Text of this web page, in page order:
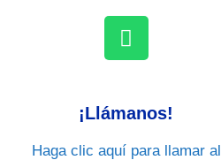
¡Llámanos!
Haga clic aquí para llamar al